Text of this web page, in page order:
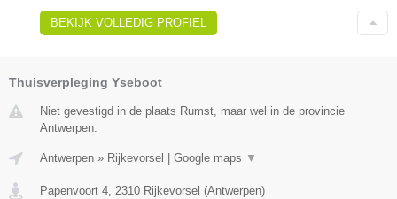
BEKIJK VOLLEDIG PROFIEL
Thuisverpleging Yseboot
Niet gevestigd in de plaats Rumst, maar wel in de provincie
Antwerpen.
Antwerpen » Rijkevorsel Google maps ▼
Papenvoort 4, 2310 Rijkevorsel (Antwerpen)